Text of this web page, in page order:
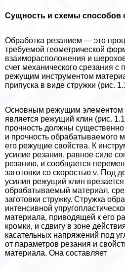
Сущность и схемы способов
Обработка резанием — это
требуемой геометрической
взаиморасположения и
счет механического срезания с
режущим инструментом
припуска в виде стружки (рис.
Основным режущим элементом
является режущий клин (рис.
прочность должны существенно
и прочность обpaбатываемого
его режущие свойства. К
усилие резания, равное силе
резанию, и сообщается
заготовки со скоростью ν. Под
усилия режущий клин
обpaбатываемый материал,
заготовки стружку. Стружка
интенсивной
материала, приводящей к его
кромки, и сдвигу в зоне
касательных напряжений под
от параметров резания и
материала. Она составляет